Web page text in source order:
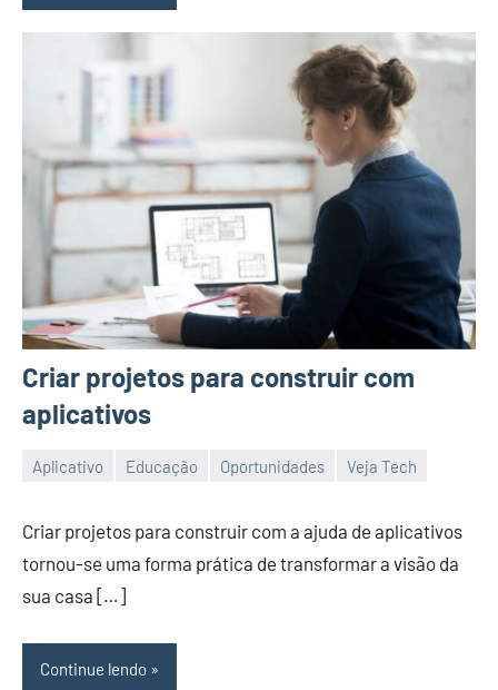
Criar projetos para construir com
aplicativos
Aplicativo Educação Oportunidades Veja Tech
26/12/2023
Vanessa
Criar projetos para construir com a ajuda de aplicativos
tornou-se uma forma prática de transformar a visão da
sua casa […]
Continue lendo